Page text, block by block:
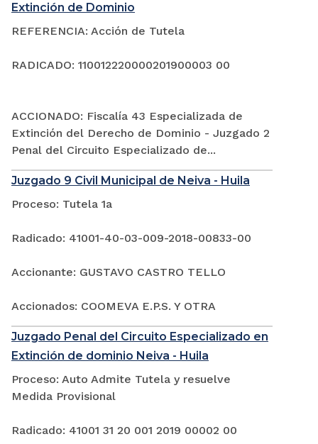
Extinción de Dominio
REFERENCIA: Acción de Tutela
RADICADO: 110012220000201900003 00
ACCIONADO: Fiscalía 43 Especializada de
Extinción del Derecho de Dominio - Juzgado 2
Penal del Circuito Especializado de...
Juzgado 9 Civil Municipal de Neiva - Huila
Proceso: Tutela 1a
Radicado: 41001-40-03-009-2018-00833-00
Accionante: GUSTAVO CASTRO TELLO
Accionados: COOMEVA E.P.S. Y OTRA
Juzgado Penal del Circuito Especializado en
Extinción de dominio Neiva - Huila
Proceso: Auto Admite Tutela y resuelve
Medida Provisional
Radicado: 41001 31 20 001 2019 00002 00